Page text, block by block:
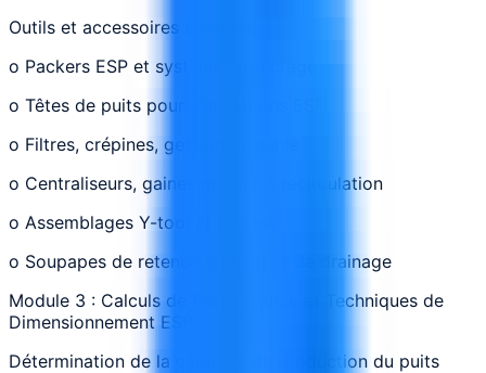
Outils et accessoires associés :
o Packers ESP et systèmes d’ancrage
o Têtes de puits pour installations ESP
o Filtres, crépines, gestion du sable
o Centraliseurs, gaines moteur & recirculation
o Assemblages Y-tool et bypass
o Soupapes de retenue (check) et de drainage
Module 3 : Calculs de Performance et Techniques de
Dimensionnement ESP
Détermination de la capacité de production du puits